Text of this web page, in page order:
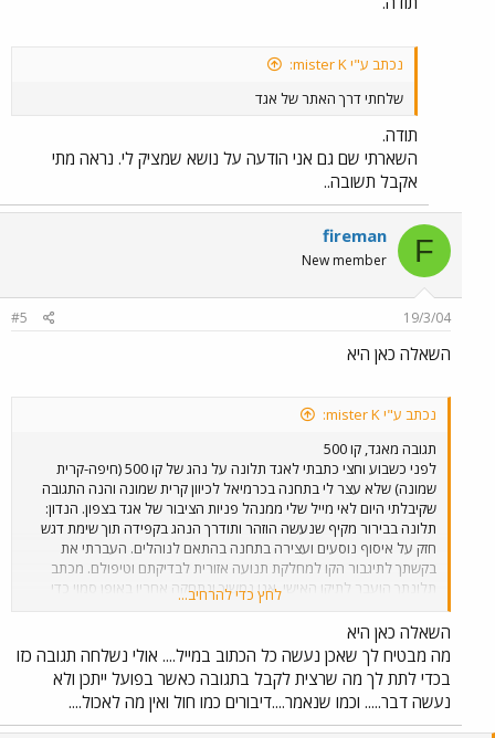
נכתב ע"י mister K:
שלחתי דרך האתר של אגד
תודה.
השארתי שם גם אני הודעה על נושא שמציק לי. נראה מתי
אקבל תשובה..
F
fireman
New member
19/3/04
#5
השאלה כאן היא
נכתב ע"י mister K:
תגובה מאגד, קו 500
לפני כשבוע וחצי כתבתי לאגד תלונה על נהג של קו 500 (חיפה-קרית
שמונה) שלא עצר לי בתחנה בכרמיאל לכיוון קרית שמונה והנה התגובה
שקיבלתי היום לאי מייל שלי ממנהל פניות הציבור של אגד בצפון. הנדון:
תלונה בבירור מקיף שנעשה הוזהר ותודרך הנהג בקפידה תוך שימת דגש
חזק על איסוף נוסעים ועצירה בתחנה בהתאם לנוהלים. העברתי את
בקשתך לתיגבור הקו למחלקת תנועה אזורית לבדיקתם וטיפולם. מכתב
תלונתך הועבר לתיקו האישי. אנו נמשיך ונתחקה אחריו באופן סמוי כדי
לוודא שהאירוע הינו חד פעמי. קבל את התנצלותנו הכנה בגין האירוע.
בברכה, אייל יחיאל מנהל פניות הציבור צפון יש לציין שאגד ממש הפתיעו
אותי לטובה בטיפולם באירוע ולא נראה לי שהייתי מקבל יחס כזה מ"נתיב
אקספרס" למשל או "סופרבוס" או ממוניות השירות למיניהן, גם החוקיות
(בהקשר לשירשור אחר פה). אין ספק שאגד (יחד עם דן) היא מפעיל
התחבורה הציבורית הטוב ביותר, המקצועי ביותר והרציני ביותר בישראל
והיחידים שיודעים מה זה באמת תחבורה ציבורית! אגב, היום במקרה נסעתי
לחץ כדי להרחיב...
השאלה כאן היא
מה מבטיח לך שאכן נעשה כל הכתוב במייל.... אולי נשלחה תגובה כזו
בכדי לתת לך מה שרצית לקבל בתגובה כאשר בפועל ייתכן ולא
נעשה דבר..... וכמו שנאמר....דיבורים כמו חול ואין מה לאכול....